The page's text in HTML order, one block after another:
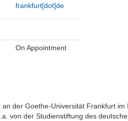
frankfurt[dot]de
On Appointment
der Goethe-Universität Frankfurt im
von der Studienstiftung des